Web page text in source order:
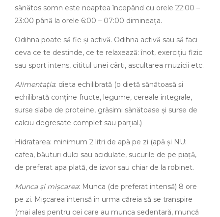
sănătos somn este noaptea începând cu orele 22:00 –
23:00 până la orele 6:00 – 07:00 dimineața.
Odihna poate să fie şi activă. Odihna activă sau să faci
ceva ce te destinde, ce te relaxează: înot, exercițiu fizic
sau sport intens, cititul unei cârti, ascultarea muzicii etc.
Alimentația: dieta echilibrată (o dietă sănătoasă și
echilibrată conține fructe, legume, cereale integrale,
surse slabe de proteine, grăsimi sănătoase și surse de
calciu degresate complet sau parțial.)
Hidratarea: minimum 2 litri de apă pe zi (apă şi NU:
cafea, băuturi dulci sau acidulate, sucurile de pe piață,
de preferat apa plată, de izvor sau chiar de la robinet.
Munca şi mișcarea: Munca (de preferat intensă) 8 ore
pe zi. Mișcarea intensă în urma căreia să se transpire
(mai ales pentru cei care au munca sedentară, muncă